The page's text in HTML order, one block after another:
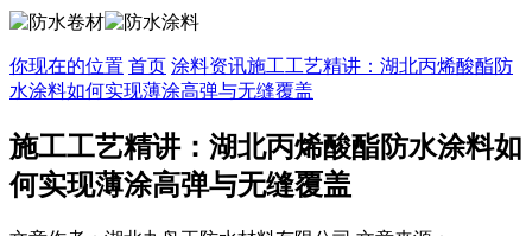
你现在的位置 首页 涂料资讯施工工艺精讲：湖北丙烯酸酯防
水涂料如何实现薄涂高弹与无缝覆盖
施工工艺精讲：湖北丙烯酸酯防水涂料如
何实现薄涂高弹与无缝覆盖